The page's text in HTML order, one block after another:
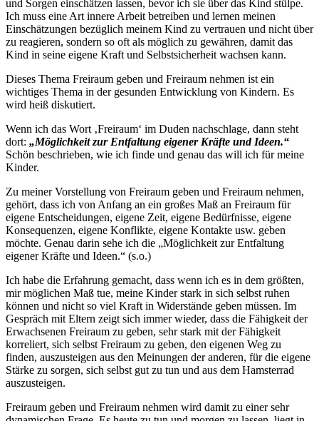
und Sorgen einschätzen lassen, bevor ich sie über das Kind stülpe.
Ich muss eine Art innere Arbeit betreiben und lernen meinen
Einschätzungen bezüglich meinem Kind zu vertrauen und nicht über
zu reagieren, sondern so oft als möglich zu gewähren, damit das
Kind in seine eigene Kraft und Selbstsicherheit wachsen kann.
Dieses Thema Freiraum geben und Freiraum nehmen ist ein
wichtiges Thema in der gesunden Entwicklung von Kindern. Es
wird heiß diskutiert.
Wenn ich das Wort ‚Freiraum‘ im Duden nachschlage, dann steht
dort: „Möglichkeit zur Entfaltung eigener Kräfte und Ideen.“
Schön beschrieben, wie ich finde und genau das will ich für meine
Kinder.
Zu meiner Vorstellung von Freiraum geben und Freiraum nehmen,
gehört, dass ich von Anfang an ein großes Maß an Freiraum für
eigene Entscheidungen, eigene Zeit, eigene Bedürfnisse, eigene
Konsequenzen, eigene Konflikte, eigene Kontakte usw. geben
möchte. Genau darin sehe ich die „Möglichkeit zur Entfaltung
eigener Kräfte und Ideen.“ (s.o.)
Ich habe die Erfahrung gemacht, dass wenn ich es in dem größten,
mir möglichen Maß tue, meine Kinder stark in sich selbst ruhen
können und nicht so viel Kraft in Widerstände geben müssen. Im
Gespräch mit Eltern zeigt sich immer wieder, dass die Fähigkeit der
Erwachsenen Freiraum zu geben, sehr stark mit der Fähigkeit
korreliert, sich selbst Freiraum zu geben, den eigenen Weg zu
finden, auszusteigen aus den Meinungen der anderen, für die eigene
Stärke zu sorgen, sich selbst gut zu tun und aus dem Hamsterrad
auszusteigen.
Freiraum geben und Freiraum nehmen wird damit zu einer sehr